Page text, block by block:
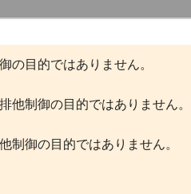
の目的ではありません。
他制御の目的ではありません。
制御の目的ではありません。